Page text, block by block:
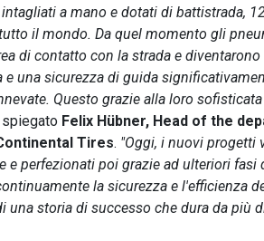
a mano e dotati di battistrada,
il mondo. Da quel momento gli
di contatto con la strada e
e una sicurezza di guida
Questo grazie alla loro
spiegato Felix Hübner, Head of the
Tires. "Oggi, i nuovi progetti
e perfezionati poi grazie ad ulteriori
la sicurezza e l'efficienza
una storia di successo che dura da più